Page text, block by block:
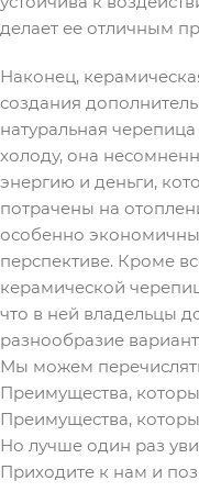
делает ее отличным
Наконец,
создания
натуральная
холоду, она
энергию и деньги,
потрачены на
особенно
перспективе. Кроме
керамической
что в ней владельцы
разнообразие
Мы можем
Преимущества,
Преимущества,
Но лучше один раз
Приходите к нам и